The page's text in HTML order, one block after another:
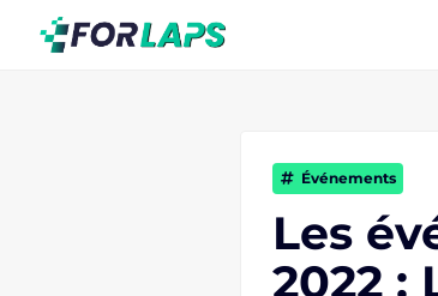
Événements
Les
2022 :